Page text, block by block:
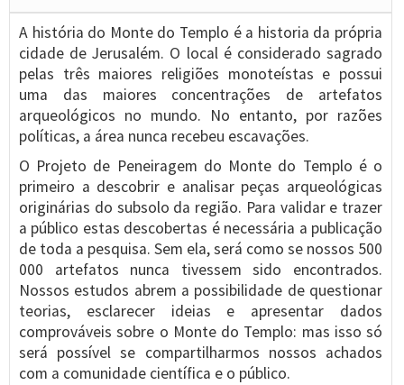
A história do Monte do Templo é a historia da própria
cidade de Jerusalém. O local é considerado sagrado
pelas três maiores religiões monoteístas e possui
uma das maiores concentrações de artefatos
arqueológicos no mundo. No entanto, por razões
políticas, a área nunca recebeu escavações.
O Projeto de Peneiragem do Monte do Templo é o
primeiro a descobrir e analisar peças arqueológicas
originárias do subsolo da região. Para validar e trazer
a público estas descobertas é necessária a publicação
de toda a pesquisa. Sem ela, será como se nossos 500
000 artefatos nunca tivessem sido encontrados.
Nossos estudos abrem a possibilidade de questionar
teorias, esclarecer ideias e apresentar dados
comprováveis sobre o Monte do Templo: mas isso só
será possível se compartilharmos nossos achados
com a comunidade científica e o público.